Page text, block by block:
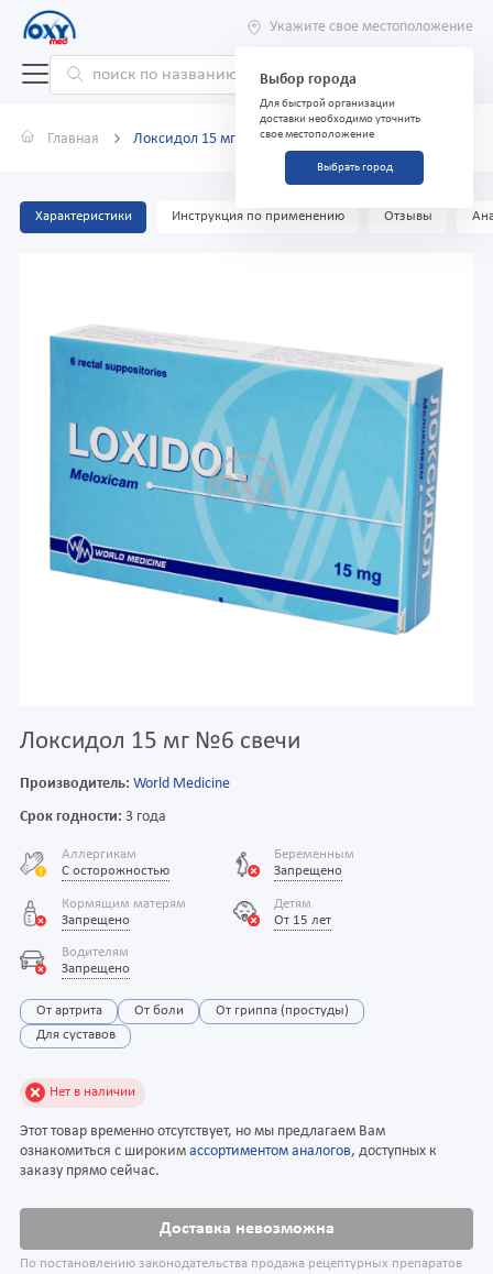
Укажите свое местоположение
Выбор города
Для быстрой организации
доставки необходимо уточнить
свое местоположение
Выбрать город
Главная Локсидол 15 мг №6 свечи
Характеристики Инструкция по применению Отзывы
Локсидол 15 мг №6 свечи
Производитель: World Medicine
Срок годности: 3 года
Аллергикам
С осторожностью
Беременным
Запрещено
Кормящим матерям
Запрещено
Детям
От 15 лет
Водителям
Запрещено
От артрита От боли
От гриппа (простуды)
Для суставов
Нет в наличии
Этот товар временно отсутствует, но мы предлагаем Вам
ознакомиться с широким ассортиментом аналогов, доступных к
заказу прямо сейчас.
Доставка невозможна
По постановлению законодательства продажа рецептурных препаратов